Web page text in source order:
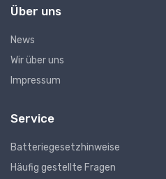
Über uns
News
Wir über uns
Impressum
Service
Batteriegesetzhinweise
Häufig gestellte Fragen